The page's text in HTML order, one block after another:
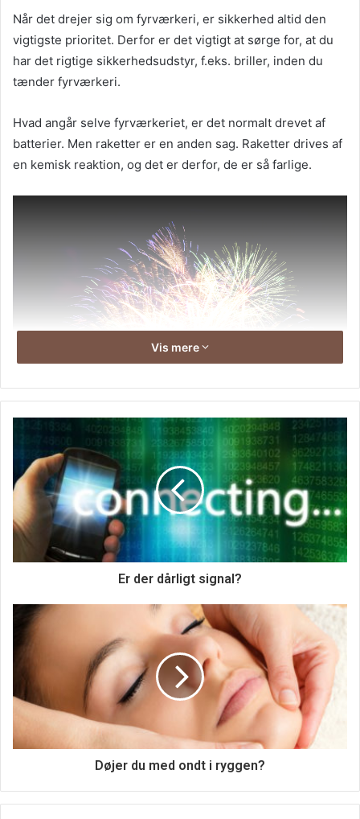
Når det drejer sig om fyrværkeri, er sikkerhed altid den
vigtigste prioritet. Derfor er det vigtigt at sørge for, at du
har det rigtige sikkerhedsudstyr, f.eks. briller, inden du
tænder fyrværkeri.
Hvad angår selve fyrværkeriet, er det normalt drevet af
batterier. Men raketter er en anden sag. Raketter drives af
en kemisk reaktion, og det er derfor, de er så farlige.
Fyrværkeri er en fantastisk måde at fejre enhver ferie eller
særlig begivenhed på. De er også meget sjove at se på.
Men før du tænder lunten, er der et par ting, du bør vide
om sikkerhed ved fyrværkeri.
For det første skal du altid bære sikkerhedsbriller, når du
håndterer fyrværkeri. Dette vil beskytte dine øjne mod
flyvende vragrester. For det andet skal du sørge for, at
batterierne i dit fyrværkeri er friske. Du ønsker ikke, at dit
fyrværkeri skal gå i stå halvvejs gennem showet. Endelig
skal du, hvis du affyrer raketter, sørge for at rette dem væk
fra mennesker og bygninger.
Vis mere
Er der dårligt signal?
Døjer du med ondt i ryggen?